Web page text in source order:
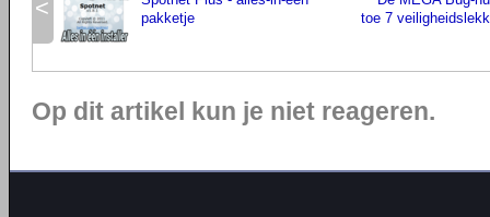
<
pakketje
toe 7
Op dit artikel kun je niet reageren.